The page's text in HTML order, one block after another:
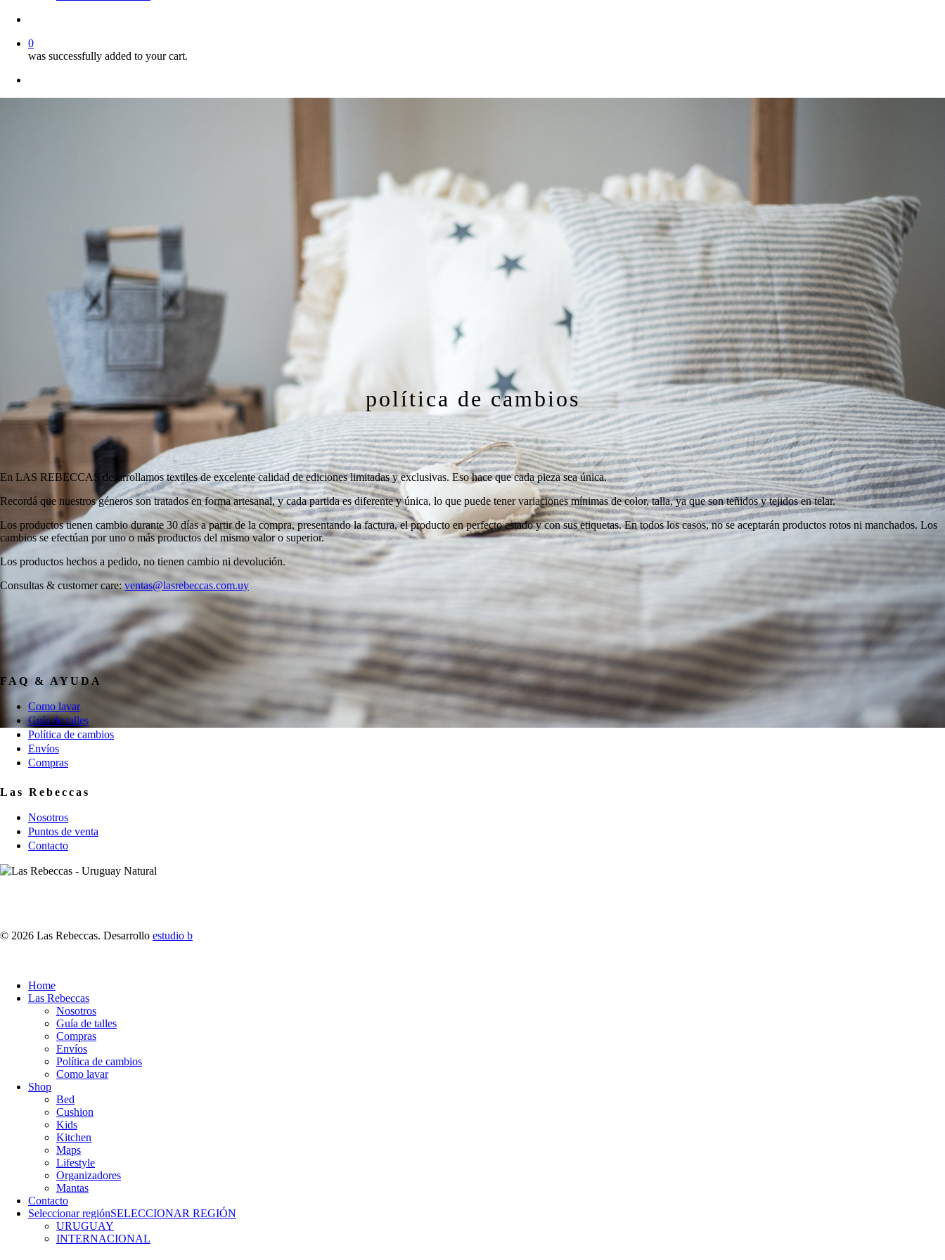
0
was successfully added to your cart.
política de cambios
En LAS REBECCAS desarrollamos textiles de excelente calidad de ediciones limitadas y exclusivas. Eso hace que cada pieza sea única.
Recordá que nuestros géneros son tratados en forma artesanal, y cada partida es diferente y única, lo que puede tener variaciones mínimas de color, talla, ya que son teñidos y tejidos en telar.
Los productos tienen cambio durante 30 días a partir de la compra, presentando la factura, el producto en perfecto estado y con sus etiquetas. En todos los casos, no se aceptarán productos rotos ni manchados. Los
cambios se efectúan por uno o más productos del mismo valor o superior.
Los productos hechos a pedido, no tienen cambio ni devolución.
Consultas & customer care:ventas@lasrebeccas.com.uy
FAQ & AYUDA
Como lavar
Guía de talles
Política de cambios
Envíos
Compras
Las Rebeccas
Nosotros
Puntos de venta
Contacto
© 2026 Las Rebeccas. Desarrollo estudio b
Close
Menu
Home
Las Rebeccas
Nosotros
Guía de talles
Compras
Envíos
Política de cambios
Como lavar
Shop
Bed
Cushion
Kids
Kitchen
Maps
Lifestyle
Organizadores
Mantas
Contacto
Seleccionar regiónSELECCIONAR REGIÓN
URUGUAY
INTERNACIONAL